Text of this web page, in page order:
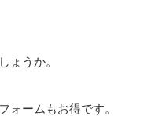
うか。
ームもお得です。